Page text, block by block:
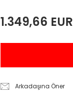
1.349,66 EUR
Arkadaşına Öner